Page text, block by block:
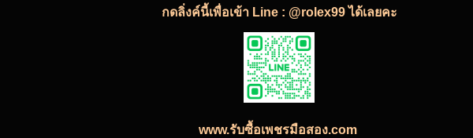
กดลิ่งค์นี้เพื่อเข้า Line : @rolex99 ได้เลยคะ
www.รับซื้อเพชรมือสอง.com